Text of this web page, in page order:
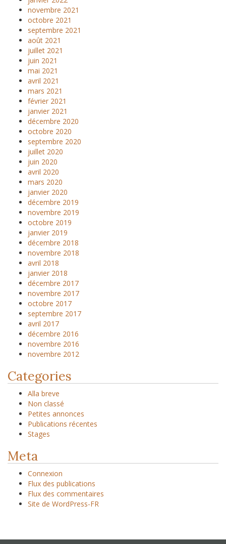
novembre 2021
octobre 2021
septembre 2021
août 2021
juillet 2021
juin 2021
mai 2021
avril 2021
mars 2021
février 2021
janvier 2021
décembre 2020
octobre 2020
septembre 2020
juillet 2020
juin 2020
avril 2020
mars 2020
janvier 2020
décembre 2019
novembre 2019
octobre 2019
janvier 2019
décembre 2018
novembre 2018
avril 2018
janvier 2018
décembre 2017
novembre 2017
octobre 2017
septembre 2017
avril 2017
décembre 2016
novembre 2016
novembre 2012
Categories
Alla breve
Non classé
Petites annonces
Publications récentes
Stages
Meta
Connexion
Flux des publications
Flux des commentaires
Site de WordPress-FR